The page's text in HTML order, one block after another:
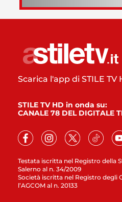
Testata iscritta nel Registro della
Salerno al n. 34/2009
Società iscritta nel Registro degli
l’AGCOM al n. 20133
Scarica l'app di STILE TV
STILE TV HD in onda su:
CANALE 78 DEL DIGITALE